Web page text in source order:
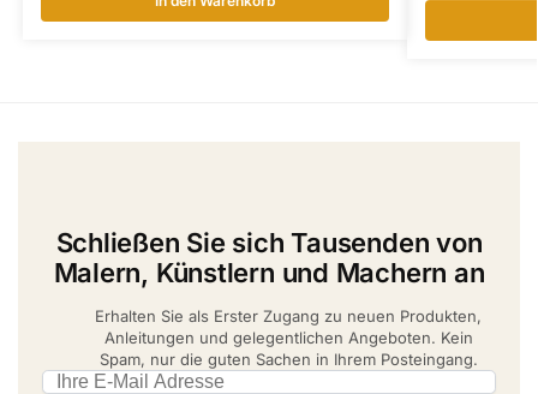
Schließen Sie sich Tausenden von
Malern, Künstlern und Machern an
Erhalten Sie als Erster Zugang zu neuen Produkten,
Anleitungen und gelegentlichen Angeboten. Kein
Spam, nur die guten Sachen in Ihrem Posteingang.
Email address